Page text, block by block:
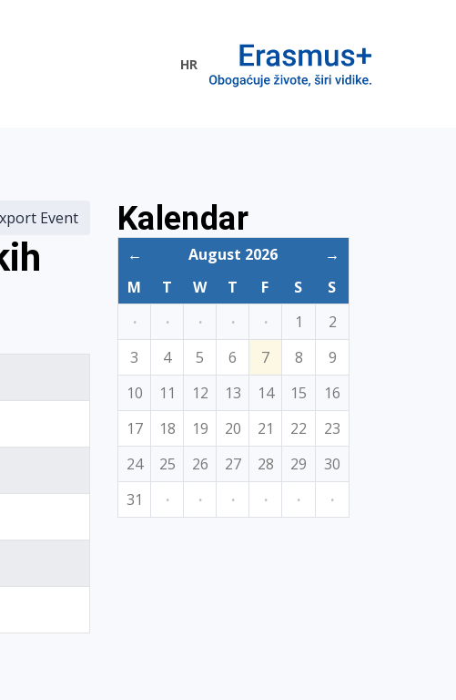
HR
Event Kalendar
← August 2026
→
M
T W T F S
S
·
· · · · 1
2
3
4 5 6 7 8
9
10
11 12 13 14 15
16
17
18 19 20 21 22
23
24
25 26 27 28 29
30
31
· · · · · ·